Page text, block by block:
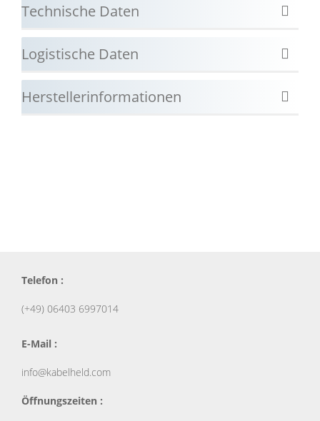
Technische Daten
Logistische Daten
Herstellerinformationen
Telefon :
(+49) 06403 6997014
E-Mail :
info@kabelheld.com
Öffnungszeiten :